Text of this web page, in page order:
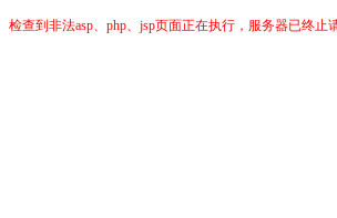
检查到非法asp、php、jsp页面正在执行，服务器已终止